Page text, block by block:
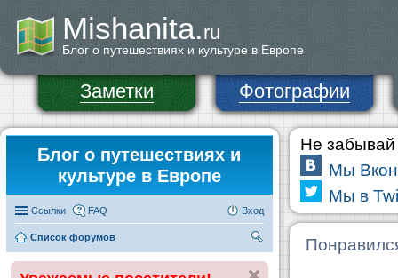
Mishanita.ru
Блог о путешествиях и культуре в Европе
Заметки Фотографии
Блог о путешествиях и
культуре в Европе
Ссылки FAQ Вход
Список форумов
Не забывай
Мы
Мы в